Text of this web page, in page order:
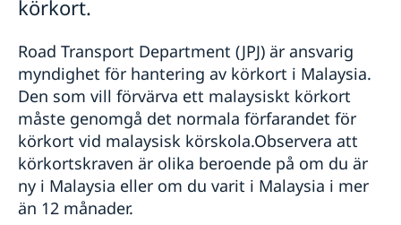
Legaliseringar
Levnadsintyg
Sjukvård
Svenskar i Världen
Reseinformation
Ambassadens reseinformation
Aktuella händelser
Allmänna säkerhetsläget
Inför resan
Se till att vara försäkrad
Landfakta
Service för svenska företag
Så kan du få stöd
Team Sweden
körkort.
Road Transport Department (JPJ) är ansvarig
myndighet för hantering av körkort i Malaysia.
Den som vill förvärva ett malaysiskt körkort
måste genomgå det normala förfarandet för
körkort vid malaysisk körskola.Observera att
körkortskraven är olika beroende på om du är
ny i Malaysia eller om du varit i Malaysia i mer
än 12 månader.